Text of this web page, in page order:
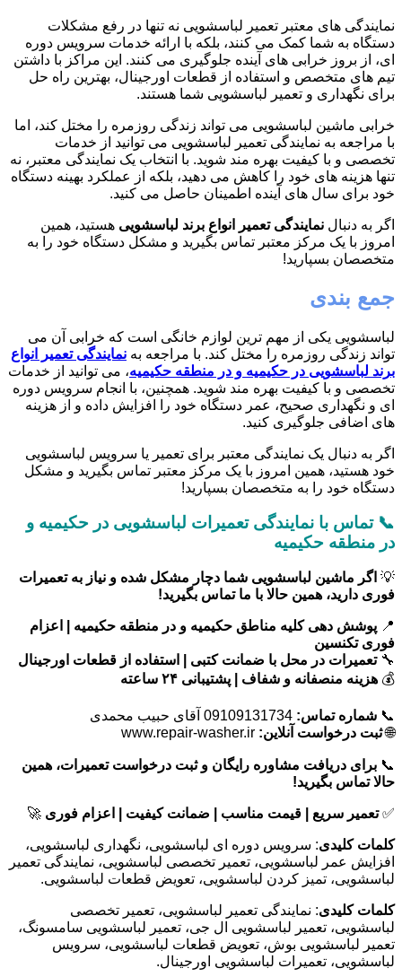
نمایندگی های معتبر تعمیر لباسشویی نه تنها در رفع مشکلات
دستگاه به شما کمک می کنند، بلکه با ارائه خدمات سرویس دوره
ای، از بروز خرابی های آینده جلوگیری می کنند. این مراکز با داشتن
تیم های متخصص و استفاده از قطعات اورجینال، بهترین راه حل
برای نگهداری و تعمیر لباسشویی شما هستند.
خرابی ماشین لباسشویی می تواند زندگی روزمره را مختل کند، اما
با مراجعه به نمایندگی تعمیر لباسشویی می توانید از خدمات
تخصصی و با کیفیت بهره مند شوید. با انتخاب یک نمایندگی معتبر، نه
تنها هزینه های خود را کاهش می دهید، بلکه از عملکرد بهینه دستگاه
خود برای سال های آینده اطمینان حاصل می کنید.
اگر به دنبال نمایندگی تعمیر انواع برند لباسشویی هستید، همین
امروز با یک مرکز معتبر تماس بگیرید و مشکل دستگاه خود را به
متخصصان بسپارید!
جمع بندی
لباسشویی یکی از مهم ترین لوازم خانگی است که خرابی آن می
تواند زندگی روزمره را مختل کند. با مراجعه به نمایندگی تعمیر انواع
برند لباسشویی در حکیمیه و در منطقه حکیمیه، می توانید از خدمات
تخصصی و با کیفیت بهره مند شوید. همچنین، با انجام سرویس دوره
ای و نگهداری صحیح، عمر دستگاه خود را افزایش داده و از هزینه
های اضافی جلوگیری کنید.
اگر به دنبال یک نمایندگی معتبر برای تعمیر یا سرویس لباسشویی
خود هستید، همین امروز با یک مرکز معتبر تماس بگیرید و مشکل
دستگاه خود را به متخصصان بسپارید!
📞 تماس با نمایندگی تعمیرات لباسشویی در حکیمیه و
در منطقه حکیمیه
💡 اگر ماشین لباسشویی شما دچار مشکل شده و نیاز به تعمیرات
فوری دارید، همین حالا با ما تماس بگیرید!
📍 پوشش دهی کلیه مناطق حکیمیه و در منطقه حکیمیه | اعزام
فوری تکنسین
🔧تعمیرات در محل با ضمانت کتبی | استفاده از قطعات اورجینال
💰 هزینه منصفانه و شفاف | پشتیبانی ۲۴ ساعته
📞 شماره تماس: 09109131734 آقای حبیب محمدی
🌐ثبت درخواست آنلاین: www.repair-washer.ir
📞 برای دریافت مشاوره رایگان و ثبت درخواست تعمیرات، همین
حالا تماس بگیرید!
✅تعمیر سریع | قیمت مناسب | ضمانت کیفیت | اعزام فوری 🚀
کلمات کلیدی: سرویس دوره ای لباسشویی، نگهداری لباسشویی،
افزایش عمر لباسشویی، تعمیر تخصصی لباسشویی، نمایندگی تعمیر
لباسشویی، تمیز کردن لباسشویی، تعویض قطعات لباسشویی.
کلمات کلیدی: نمایندگی تعمیر لباسشویی، تعمیر تخصصی
لباسشویی، تعمیر لباسشویی ال جی، تعمیر لباسشویی سامسونگ،
تعمیر لباسشویی بوش، تعویض قطعات لباسشویی، سرویس
لباسشویی، تعمیرات لباسشویی اورجینال.